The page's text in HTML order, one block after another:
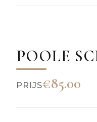
POOLE
PRIJS€85.00